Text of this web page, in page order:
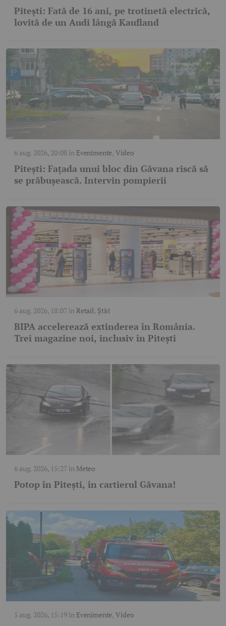
Pitești: Fată de 16 ani, pe trotinetă electrică,
lovită de un Audi lângă Kaufland
6 aug. 2026, 20:08în Evenimente,Video
Pitești: Fațada unui bloc din Găvana riscă să
se prăbușească. Intervin pompierii
6 aug. 2026, 18:07în Retail, Știri
BIPA accelerează extinderea în România.
Trei magazine noi, inclusiv în Pitești
6 aug. 2026, 15:27în Meteo
Potop în Pitești, în cartierul Găvana!
5 aug. 2026, 15:19în Evenimente,Video